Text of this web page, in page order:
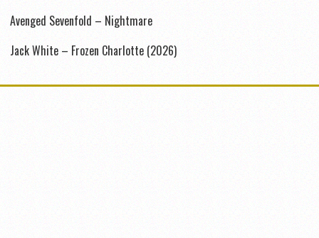
Avenged Sevenfold – Nightmare
Jack White – Frozen Charlotte (2026)